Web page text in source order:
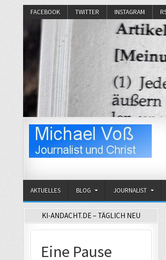
FACEBOOK TWITTER INSTAGRAM
AKTUELLES BLOG JOURNALIST
KI-ANDACHT.DE – TÄGLICH NEU